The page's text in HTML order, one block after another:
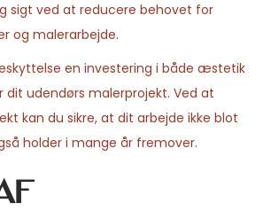
sigt ved at reducere behovet for
og malerarbejde.
en investering i både æstetik
udendørs malerprojekt. Ved at
kan du sikre, at dit arbejde ikke blot
holder i mange år fremover.